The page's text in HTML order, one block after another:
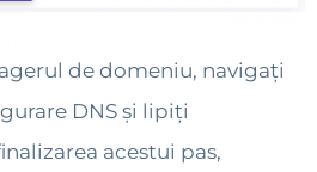
de domeniu, navigați
DNS și lipiți
acestui pas,